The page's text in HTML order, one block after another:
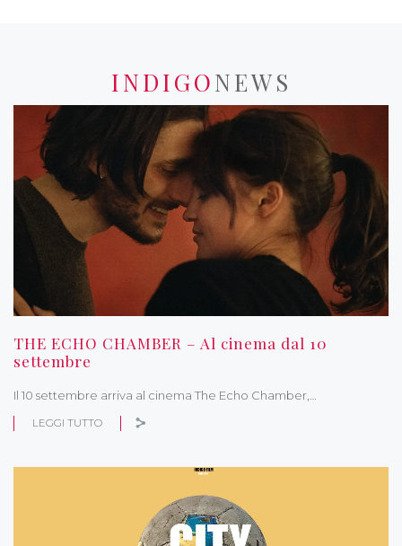
INDIGONEWS
THE ECHO CHAMBER – Al cinema dal 10
settembre
Il 10 settembre arriva al cinema The Echo Chamber,…
LEGGI TUTTO